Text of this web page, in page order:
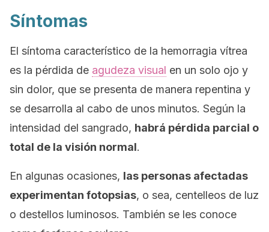
Síntomas
El síntoma característico de la hemorragia vítrea
es la pérdida de agudeza visual en un solo ojo y
sin dolor, que se presenta de manera repentina y
se desarrolla al cabo de unos minutos. Según la
intensidad del sangrado, habrá pérdida parcial o
total de la visión normal.
En algunas ocasiones, las personas afectadas
experimentan fotopsias, o sea, centelleos de luz
o destellos luminosos. También se les conoce